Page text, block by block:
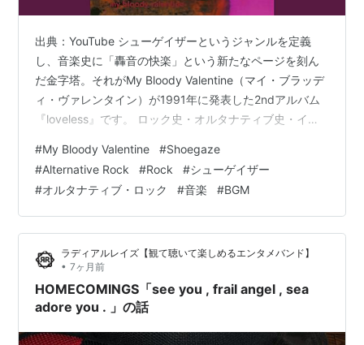
出典：YouTube シューゲイザーというジャンルを定義
し、音楽史に「轟音の快楽」という新たなページを刻ん
だ金字塔。それがMy Bloody Valentine（マイ・ブラッデ
ィ・ヴァレンタイン）が1991年に発表した2ndアルバム
『loveless』です。 ロック史・オルタナティブ史・イン
の価値基準そのものを変えたアルバム」として、現在も
語り継がれています。 初めて聴いたときは、何が起きて
いるのか分からないかもしれません。しかし繰り返し聴
くうちに、轟音の奥に潜む繊細な感情や、現実と夢の境
界が溶けていく感覚に気づかされます。
#My Bloody Valentine #Shoegaze
#Alternative Rock #Rock #シューゲイザー
#オルタナティブ・ロック #音楽 #BGM
ラディアルレイズ【観て聴いて楽しめるエンタメバンド】
• 7ヶ月前
HOMECOMINGS「see you , frail angel , sea
adore you . 」の話